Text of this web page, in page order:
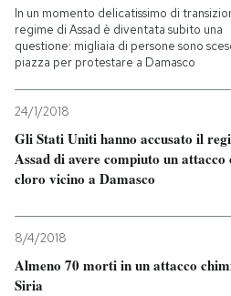
SHOP
CALENDARIO
Entra
In un momento delicatissimo di
regime di Assad è diventata subito una
questione: migliaia di persone sono
piazza per protestare a Damasco
24/1/2018
Gli Stati Uniti hanno accusato il
Assad di avere compiuto un attacco
cloro vicino a Damasco
8/4/2018
Almeno 70 morti in un attacco
Siria